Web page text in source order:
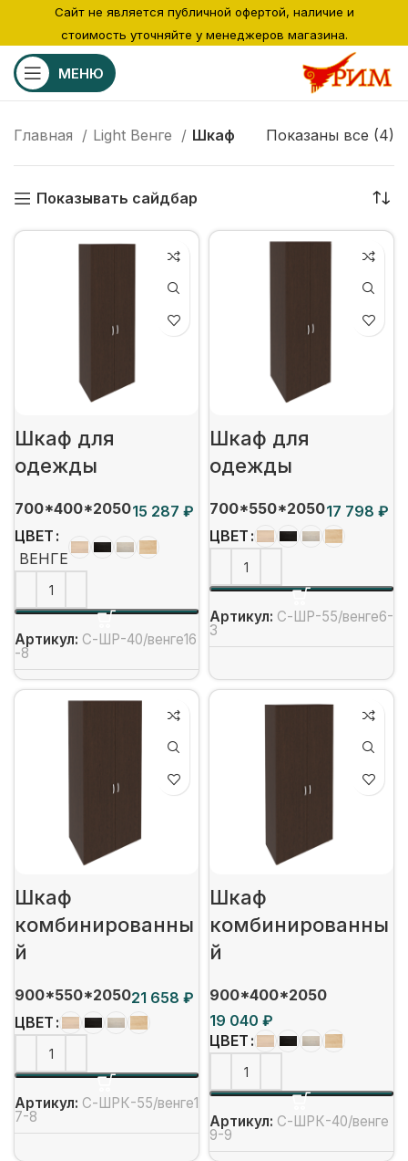
МЕНЮ
Главная Light Венге Шкаф Показаны все (4)
Показывать сайдбар
Шкаф для
одежды
700*400*2050
₽
ЦВЕТ
ВЕНГЕ
Артикул: С-ШР-40/венге16
-8
Шкаф для
одежды
700*550*2050
₽
ЦВЕТ
Артикул: С-ШР-55/венге6-
3
Шкаф
комбинированны
й
900*550*2050
₽
ЦВЕТ
Артикул: С-ШРК-55/венге1
7-8
Шкаф
комбинированны
й
900*400*2050
₽
ЦВЕТ
Артикул: С-ШРК-40/венге
9-9
Сайт не является публичной офертой, наличие и
стоимость уточняйте у менеджеров магазина.